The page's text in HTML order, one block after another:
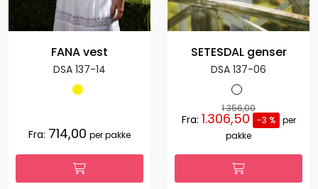
FANA vest
DSA 137-14
Fra: 714,00 per pakke
SETESDAL genser
DSA 137-06
1.356,00
Fra: 1.306,50 -3 %
per
pakke